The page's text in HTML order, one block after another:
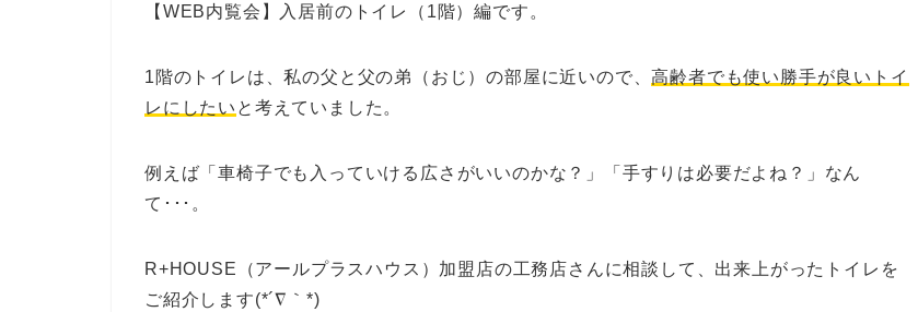
【WEB内覧会】入居前のトイレ（1階）編です。
1階のトイレは、私の父と父の弟（おじ）の部屋に近いので、高齢者でも使い勝手が良いトイ
レにしたい と考えていました。
例えば「車椅子でも入っていける広さがいいのかな？」「手すりは必要だよね？」なん
て･･･。
R+HOUSE（アールプラスハウス）加盟店の工務店さんに相談して、出来上がったトイレを
ご紹介します(*´∇｀*)